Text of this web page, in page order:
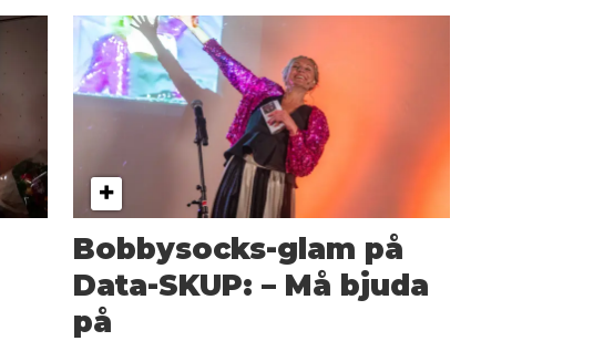
Bobbysocks-glam på
Data-SKUP: – Må bjuda
på